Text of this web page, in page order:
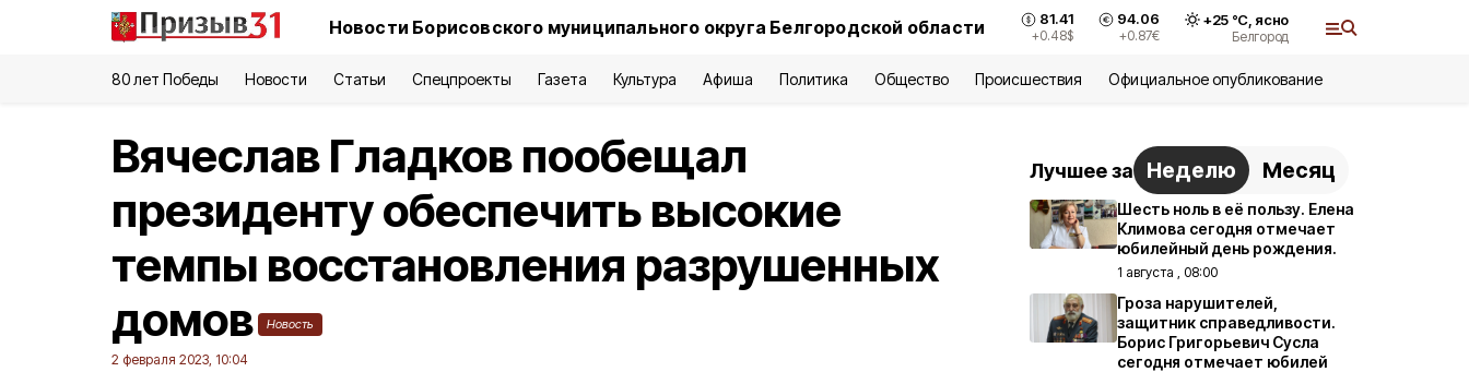
Новости Борисовского муниципального округа Белгородской области 81.41
+0.48$
94.06
+0.87€
+25°С, ясно
Белгород
80 лет Победы Новости Статьи Спецпроекты Газета Культура Афиша Политика Общество Происшествия Официальное опубликование
Вячеслав Гладков пообещал
президенту обеспечить высокие
темпы восстановления разрушенных
домов
Новость
2 февраля 2023, 10:04
Лучшее за Неделю Месяц
Шесть ноль в её пользу. Елена
Климова сегодня отмечает
юбилейный день рождения.
1 августа , 08:00
Гроза нарушителей,
защитник справедливости.
Борис Григорьевич Сусла
сегодня отмечает юбилей